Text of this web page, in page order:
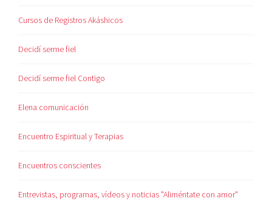
Cursos de Registros Akáshicos
Decidí serme fiel
Decidí serme fiel Contigo
Elena comunicación
Encuentro Espiritual y Terapias
Encuentros conscientes
Entrevistas, programas, vídeos y noticias "Aliméntate con amor"